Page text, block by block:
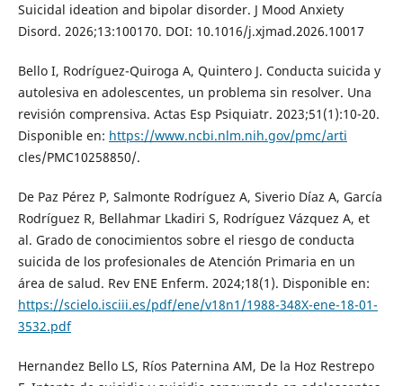
Suicidal ideation and bipolar disorder. J Mood Anxiety
Disord. 2026;13:100170. DOI: 10.1016/j.xjmad.2026.10017
Bello I, Rodríguez-Quiroga A, Quintero J. Conducta suicida y
autolesiva en adolescentes, un problema sin resolver. Una
revisión comprensiva. Actas Esp Psiquiatr. 2023;51(1):10-20.
Disponible en: https://www.ncbi.nlm.nih.gov/pmc/arti
cles/PMC10258850/.
De Paz Pérez P, Salmonte Rodríguez A, Siverio Díaz A, García
Rodríguez R, Bellahmar Lkadiri S, Rodríguez Vázquez A, et
al. Grado de conocimientos sobre el riesgo de conducta
suicida de los profesionales de Atención Primaria en un
área de salud. Rev ENE Enferm. 2024;18(1). Disponible en:
https://scielo.isciii.es/pdf/ene/v18n1/1988-348X-ene-18-01-
3532.pdf
Hernandez Bello LS, Ríos Paternina AM, De la Hoz Restrepo